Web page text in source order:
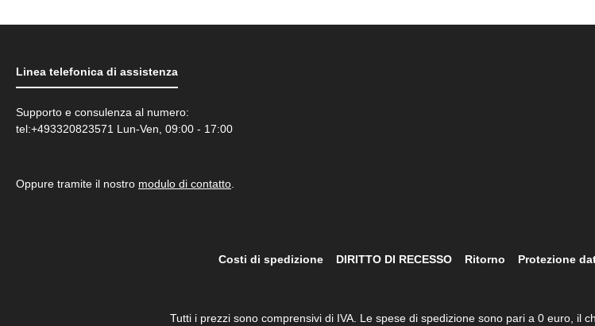
Linea telefonica di assistenza
Supporto e consulenza al numero:
tel:+493320823571 Lun-Ven, 09:00 - 17:00
Oppure tramite il nostro modulo di contatto
Costi di spedizione DIRITTO DI RECESSO Ritorno Protezione
Tutti i prezzi sono comprensivi di IVA. Le spese di spedizione sono pari a 0 euro, il